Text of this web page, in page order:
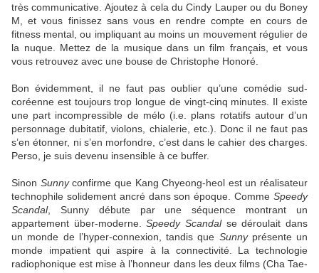
très communicative. Ajoutez à cela du Cindy Lauper ou du Boney
M, et vous finissez sans vous en rendre compte en cours de
fitness mental, ou impliquant au moins un mouvement régulier de
la nuque. Mettez de la musique dans un film français, et vous
vous retrouvez avec une bouse de Christophe Honoré.
Bon évidemment, il ne faut pas oublier qu’une comédie sud-
coréenne est toujours trop longue de vingt-cinq minutes. Il existe
une part incompressible de mélo (i.e. plans rotatifs autour d’un
personnage dubitatif, violons, chialerie, etc.). Donc il ne faut pas
s’en étonner, ni s’en morfondre, c’est dans le cahier des charges.
Perso, je suis devenu insensible à ce buffer.
Sinon Sunnyconfirme que Kang Chyeong-heol est un réalisateur
technophile solidement ancré dans son époque. Comme Speedy
Scandal, Sunny débute par une séquence montrant un
appartement über-moderne.Speedy Scandalse déroulait dans
un monde de l’hyper-connexion, tandis que Sunnyprésente un
monde impatient qui aspire à la connectivité. La technologie
radiophonique est mise à l’honneur dans les deux films (Cha Tae-